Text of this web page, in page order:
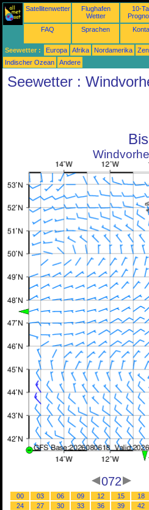
Satellitenwetter
Flughafen
Wetter
10-
FAQ Sprachen
Seewetter : Europa Afrika Nordamerika
Indischer Ozean
Andere
Seewetter :
072
00 03 06 09 12 15 18
24
27 30 33 36 39 42